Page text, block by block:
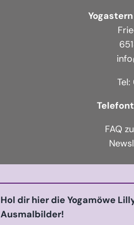
FAQ
Hol dir hier die Yogamöwe
Ausmalbilder!